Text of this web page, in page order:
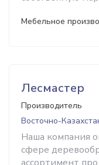
Мебельное
Лесмастер
Производитель
Восточно-
Наша компания
сфере